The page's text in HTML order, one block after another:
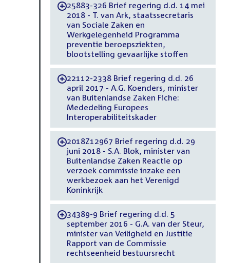
-25883-326 Brief regering d.d. 14 mei
2018 - T. van Ark, staatssecretaris
van Sociale Zaken en
Werkgelegenheid Programma
preventie beroepsziekten,
blootstelling gevaarlijke stoffen
-22112-2338 Brief regering d.d. 26
april 2017 - A.G. Koenders, minister
van Buitenlandse Zaken Fiche:
Mededeling Europees
Interoperabiliteitskader
-2018Z12967 Brief regering d.d. 29
juni 2018 - S.A. Blok, minister van
Buitenlandse Zaken Reactie op
verzoek commissie inzake een
werkbezoek aan het Verenigd
Koninkrijk
-34389-9 Brief regering d.d. 5
september 2016 - G.A. van der Steur,
minister van Veiligheid en Justitie
Rapport van de Commissie
rechtseenheid bestuursrecht